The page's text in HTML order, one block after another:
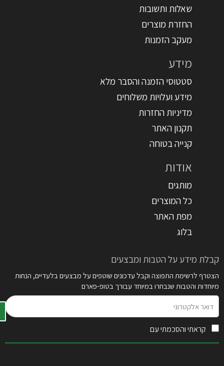
שאלות ותשובות
החזרת מוצרים
מעקב הזמנות
מידע
סטטוסי הזמנה והסבר מלא
מידע ועלויות משלוחים
מדיניות החזרות
תקנון האתר
קנייה בטוחה
אודות
מותגים
כל המוצרים
מפת האתר
בלוג
קבלת מידע על הטבות ומבצעים
הצטרף לרשימת התפוצה וקבל עדכונים שוטפים על מבצעים בלעדיים, הנחות
מיוחדות והטבות שנבחרו במיוחד עבורך בטופ-פארם
אלקטרוני
קראתי והסכמתי עם